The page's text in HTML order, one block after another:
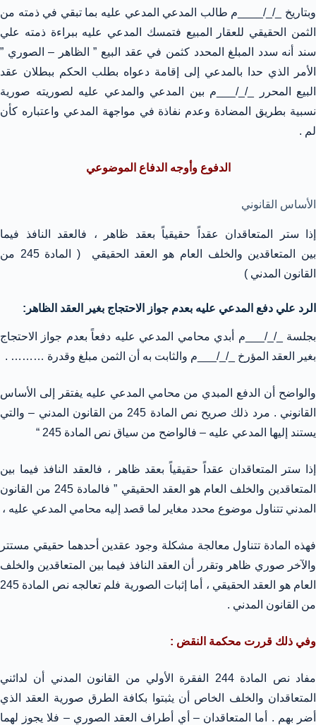
وبتاريخ _/_/____م طالب المدعي المدعي عليه بما تبقي في ذمته من
الثمن الحقيقي للعقار المبيع فتمسك المدعي عليه ببراءة ذمته علي
سند أنه سدد المبلغ المحدد كثمن في عقد البيع ” الظاهر – الصوري ”
الأمر الذي حدا بالمدعي إلى إقامة دعواه بطلب الحكم ببطلان عقد
البيع المحرر _/_/___م بين المدعي والمدعي عليه لصوريته صورية
نسبية بطريق المضادة وعدم نفاذة في مواجهة المدعي واعتباره كأن
لم .
الدفوع وأوجه الدفاع الموضوعي
الأساس القانوني
إذا ستر المتعاقدان عقداً حقيقياً بعقد ظاهر ، فالعقد النافذ فيما
بين المتعاقدين والخلف العام هو العقد الحقيقي ( المادة 245 من
القانون المدني )
الرد علي دفع المدعي عليه بعدم جواز الاحتجاج بغير العقد الظاهر:
بجلسة _/_/___م أبدي محامي المدعي عليه دفعاً بعدم جواز الاحتجاج
بغير العقد المؤرخ _/_/___م والثابت به أن الثمن مبلغ وقدرة ……… .
والواضح أن الدفع المبدي من محامي المدعي عليه يفتقر إلى الأساس
القانوني . مرد ذلك صريح نص المادة 245 من القانون المدني – والتي
يستند إليها المدعي عليه – فالواضح من سياق نص المادة 245 “
إذا ستر المتعاقدان عقداً حقيقياً بعقد ظاهر ، فالعقد النافذ فيما بين
المتعاقدين والخلف العام هو العقد الحقيقي ” فالمادة 245 من القانون
المدني تتناول موضوع محدد مغاير لما قصد إليه محامي المدعي عليه ،
فهذه المادة تتناول معالجة مشكلة وجود عقدين أحدهما حقيقي مستتر
والآخر صوري ظاهر وتقرر أن العقد النافذ فيما بين المتعاقدين والخلف
العام هو العقد الحقيقي ، أما إثبات الصورية فلم تعالجه نص المادة 245
من القانون المدني .
وفي ذلك قررت محكمة النقض :
مفاد نص المادة 244 الفقرة الأولي من القانون المدني أن لدائني
المتعاقدان والخلف الخاص أن يثبتوا بكافة الطرق صورية العقد الذي
أضر بهم . أما المتعاقدان – أي أطراف العقد الصوري – فلا يجوز لهما